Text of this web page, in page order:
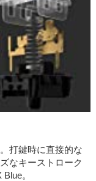
打鍵時に直接的な
なキーストローク
。